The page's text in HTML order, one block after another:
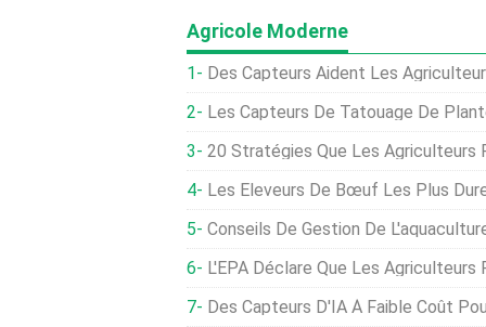
Agricole Moderne
Des Capteurs Aident Les Agriculteurs À
Les Capteurs De Tatouage De Plantes
20 Stratégies Que Les Agriculteurs
Les Éleveurs De Bœuf Les Plus Durement Touchés Par Des Conditions
Conseils De Gestion De
L'EPA Déclare Que Les Agriculteurs Peuvent Toujours Utiliser
Des Capteurs D'IA À Faible Coût Pourraient Aider Les